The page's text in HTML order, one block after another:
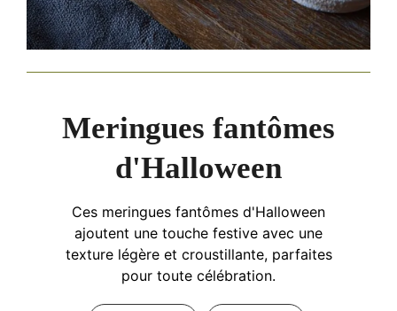
Meringues fantômes
d'Halloween
Ces meringues fantômes d'Halloween
ajoutent une touche festive avec une
texture légère et croustillante, parfaites
pour toute célébration.